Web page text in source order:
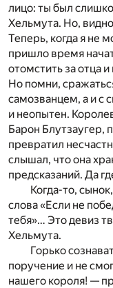
лицо: ты был
Хельмута. Но,
Теперь, когда я не
пришло время
отомстить за отца
Но помни,
самозванцем, а и с
и неопытен.
Барон Блутзаугер,
превратил
слышал, что она
предсказаний. Да
Когда-то,
слова «Если не
тебя»… Это девиз
Хельмута.
Горько
поручение и не
нашего короля! —